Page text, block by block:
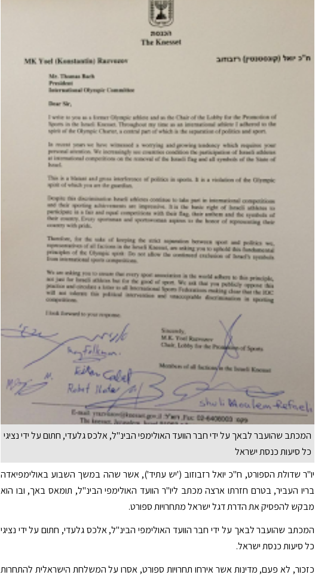
המכתב שהועבר לבאך על ידי חבר הוועד האולימפי הבינ"ל, אלכס גלעדי, חתום על ידי נציגי
כל סיעות כנסת ישראל
יו"ר שדולת הספורט, ח"כ יואל רזבוזוב ('יש עתיד'), אשר שהה במשך השבוע באולימפיאדה
בריו העביר, בטרם חזרתו ארצה מכתב ליו"ר הוועד האולימפי הבינ"ל, תומאס באך, ובו הוא
מבקש להפסיק את הדרת דגל ישראל מתחרויות ספורט.
המכתב שהועבר לבאך על ידי חבר הוועד האולימפי הבינ"ל, אלכס גלעדי, חתום על ידי נציגי
כל סיעות כנסת ישראל.
כזכור, לא פעם, מדינות אשר אירחו תחרויות ספורט, אסרו על המשלחת הישראלית להתחרות